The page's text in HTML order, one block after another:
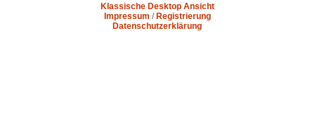
Klassische Desktop Ansicht
Impressum /Registrierung
Datenschutzerklärung